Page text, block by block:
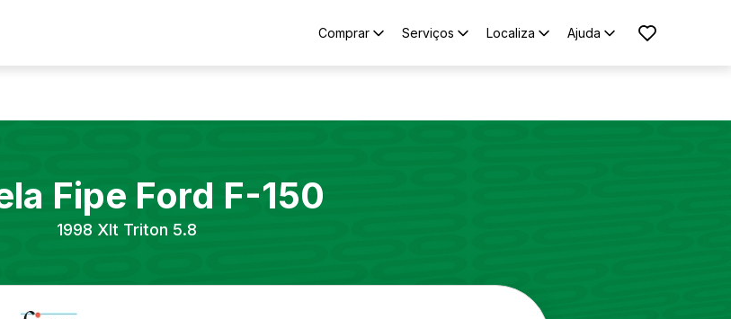
Comprar Serviços Localiza Ajuda
Fipe Ford F-150
1998 Xlt Triton 5.8